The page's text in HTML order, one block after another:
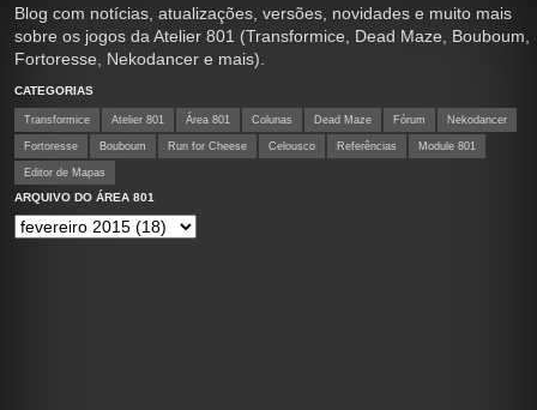
Blog com notícias, atualizações, versões, novidades e muito mais
sobre os jogos da Atelier 801 (Transformice, Dead Maze, Bouboum,
Fortoresse, Nekodancer e mais).
CATEGORIAS
Transformice Atelier 801 Área 801 Colunas Dead Maze Fórum Nekodancer
Fortoresse Bouboum Run for Cheese Celousco Referências Module 801
Editor de Mapas
ARQUIVO DO ÁREA 801